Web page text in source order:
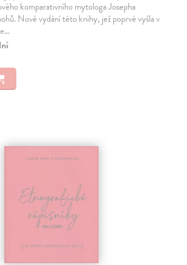
komparativního mytologa Josepha
Nové vydání této knihy, jež poprvé vyšla v